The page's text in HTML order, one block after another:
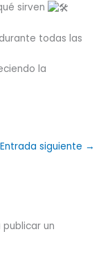
sirven
todas las
la
Entrada siguiente →
un